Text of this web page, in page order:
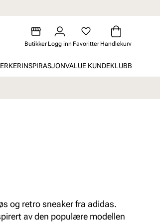
Butikker Logg inn Favoritter Handlekurv
INSPIRASJONVALUE KUNDEKLUBB
og retro sneaker fra adidas.
av den populære modellen